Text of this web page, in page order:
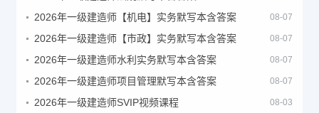
2026年一级建造师【机电】实务默写本含答案 08-07
2026年一级建造师【市政】实务默写本含答案 08-07
2026年一级建造师水利实务默写本含答案 08-07
2026年一级建造师项目管理默写本含答案 08-07
2026年一级建造师SVIP视频课程 08-03